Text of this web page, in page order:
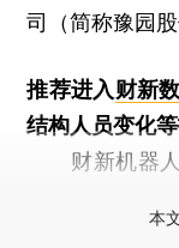
司（简称豫园
推荐进入财新
结构人员变化等
财新机器人
本